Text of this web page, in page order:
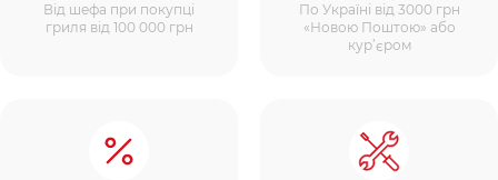
Від шефа при покупці
гриля від 100 000 грн
По Україні від 3000 грн
«Новою Поштою» або
кур’єром